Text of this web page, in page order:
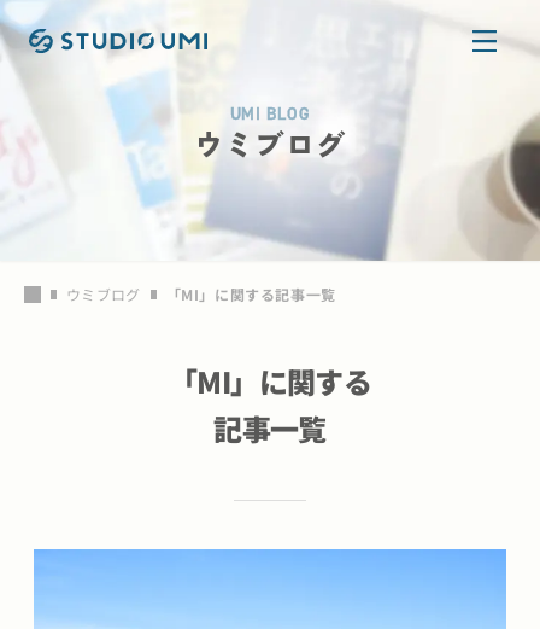
本文へ移動
UMI BLOG
ウミブログ
ウミブログ 「MI 」に関する記事一覧
「MI」に関する
記事一覧